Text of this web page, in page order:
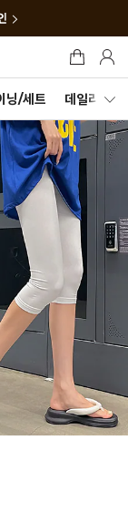
닝/세트 데일리세트